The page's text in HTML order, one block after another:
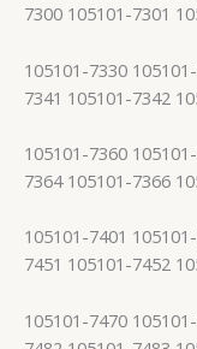
7300 105101-7301
105101-7330
7341 105101-7342
105101-7360
7364 105101-7366
105101-7401
7451 105101-7452
105101-7470